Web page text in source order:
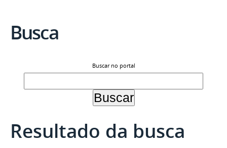
Busca
Buscar no portal
Resultado da busca